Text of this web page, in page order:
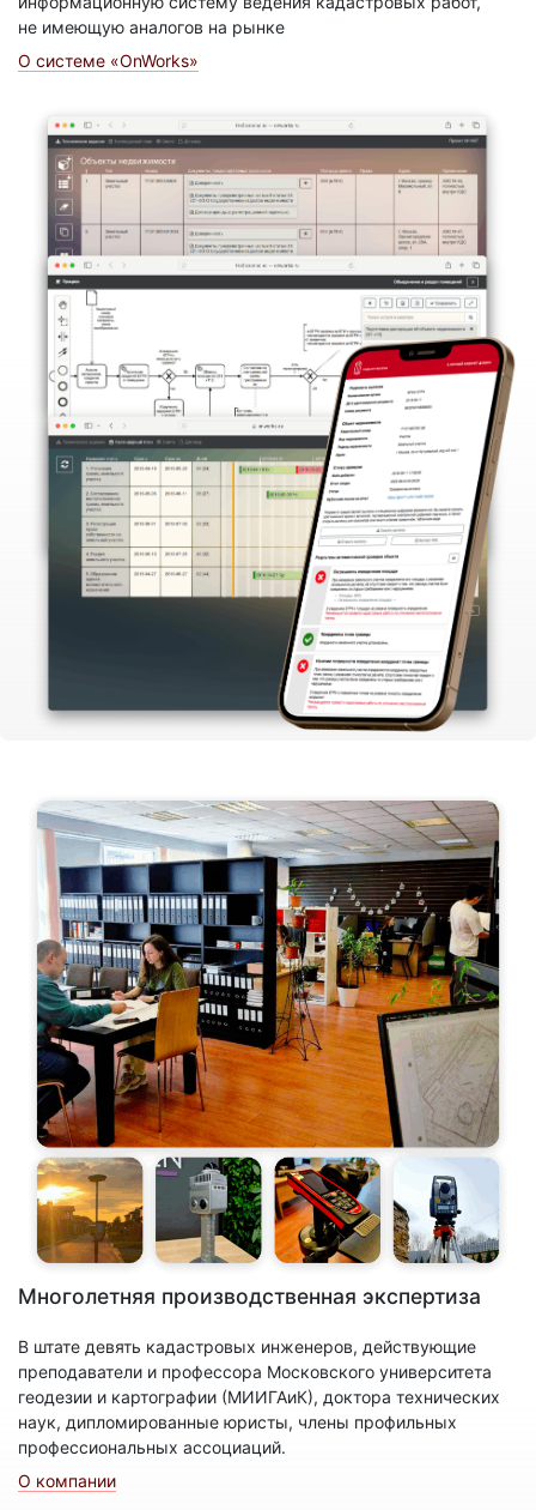
не имеющую аналогов на рынке
О системе «OnWorks»
Многолетняя производственная экспертиза
В штате девять кадастровых инженеров, действующие
преподаватели и профессора Московского университета
геодезии и картографии (МИИГАиК), доктора технических
наук, дипломированные юристы, члены профильных
профессиональных ассоциаций.
О компании